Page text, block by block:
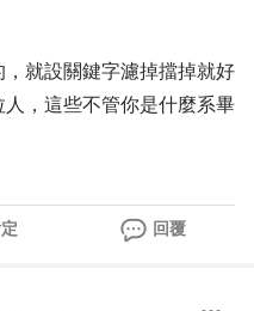
就設關鍵字濾掉擋掉就好
，這些不管你是什麼系畢
回覆